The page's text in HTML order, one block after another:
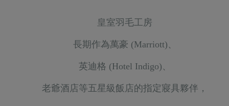
皇室羽毛工房
長期作為萬豪 (Marriott)、
英迪格 (Hotel Indigo)、
老爺酒店等五星級飯店的指定寢具夥伴，